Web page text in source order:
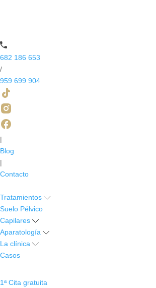
682 186 653
/
959 699 904
|
Blog
|
Contacto
Tratamientos
Suelo Pélvico
Capilares
Aparatología
La clínica
Casos
1ª Cita gratuita